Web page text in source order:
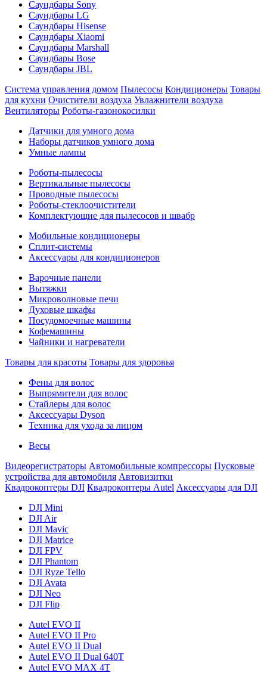
Саундбары Sony
Саундбары LG
Саундбары Hisense
Саундбары Xiaomi
Саундбары Marshall
Саундбары Bose
Саундбары JBL
Система управления домом Пылесосы Кондиционеры Товары
для кухни Очистители воздуха Увлажнители воздуха
Вентиляторы Роботы-газонокосилки
Датчики для умного дома
Наборы датчиков умного дома
Умные лампы
Роботы-пылесосы
Вертикальные пылесосы
Проводные пылесосы
Роботы-стеклоочистители
Комплектующие для пылесосов и швабр
Мобильные кондиционеры
Сплит-системы
Аксессуары для кондиционеров
Варочные панели
Вытяжки
Микроволновые печи
Духовые шкафы
Посудомоечные машины
Кофемашины
Чайники и нагреватели
Товары для красоты Товары для здоровья
Фены для волос
Выпрямители для волос
Стайлеры для волос
Аксессуары Dyson
Техника для ухода за лицом
Весы
Видеорегистраторы Автомобильные компрессоры Пусковые
устройства для автомобиля Автовизитки
Квадрокоптеры DJI Квадрокоптеры Autel Аксессуары для DJI
DJI Mini
DJI Air
DJI Mavic
DJI Matrice
DJI FPV
DJI Phantom
DJI Ryze Tello
DJI Avata
DJI Neo
DJI Flip
Autel EVO II
Autel EVO II Pro
Autel EVO II Dual
Autel EVO II Dual 640T
Autel EVO MAX 4T